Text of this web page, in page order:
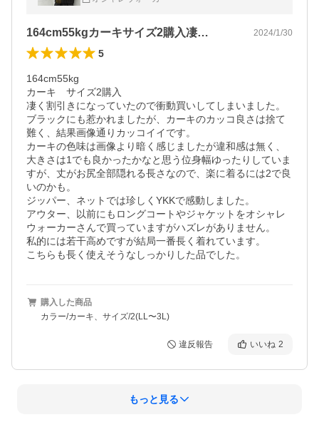
164cm55kgカーキサイズ2購入凄… 2024/1/30
5
164cm55kg
カーキ　サイズ2購入
凄く割引きになっていたので衝動買いしてしまいました。
ブラックにも惹かれましたが、カーキのカッコ良さは捨て
難く、結果画像通りカッコイイです。
カーキの色味は画像より暗く感じましたが違和感は無く、
大きさは1でも良かったかなと思う位身幅ゆったりしていま
すが、丈がお尻全部隠れる長さなので、楽に着るには2で良
いのかも。
ジッパー、ネットでは珍しくYKKで感動しました。
アウター、以前にもロングコートやジャケットをオシャレ
ウォーカーさんで買っていますがハズレがありません。
私的には若干高めですが結局一番長く着れています。
こちらも長く使えそうなしっかりした品でした。
購入した商品
カラー/カーキ、サイズ/2(LL〜3L)
違反報告 いいね 2
もっと見る